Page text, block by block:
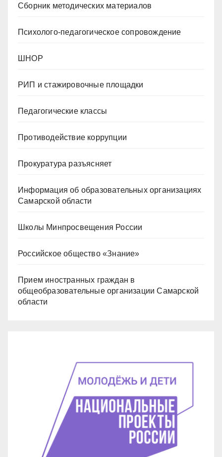
Сборник методических материалов
Психолого-педагогическое сопровождение
ШНОР
РИП и стажировочные площадки
Педагогические классы
Противодействие коррупции
Прокуратура разъясняет
Информация об образовательных организациях
Самарской области
Школы Минпросвещения России
Российское общество «Знание»
Прием иностранных граждан в
общеобразовательные организации Самарской
области